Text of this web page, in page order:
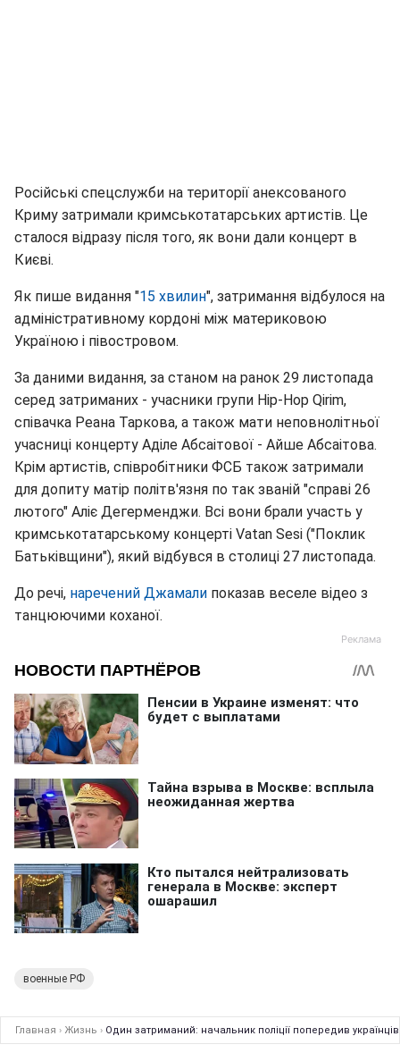
Російські спецслужби на території анексованого
Криму затримали кримськотатарських артистів. Це
сталося відразу після того, як вони дали концерт в
Києві.
Як пише видання "15 хвилин", затримання відбулося на
адміністративному кордоні між материковою
Україною і півостровом.
За даними видання, за станом на ранок 29 листопада
серед затриманих - учасники групи Hip-Hop Qirim,
співачка Реана Таркова, а також мати неповнолітньої
учасниці концерту Аділе Абсаітової - Айше Абсаітова.
Крім артистів, співробітники ФСБ також затримали
для допиту матір політв'язня по так званій "справі 26
лютого" Аліє Дегерменджи. Всі вони брали участь у
кримськотатарському концерті Vatan Sesi ("Поклик
Батьківщини"), який відбувся в столиці 27 листопада.
До речі, наречений Джамали показав веселе відео з
танцюючими коханої.
военные РФ
Главная › Жизнь › Один затриманий: начальник поліції попередив